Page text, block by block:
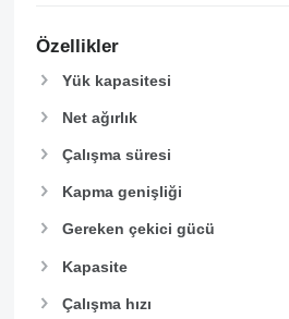
Özellikler
Yük kapasitesi
Net ağırlık
Çalışma süresi
Kapma genişliği
Gereken çekici gücü
Kapasite
Çalışma hızı